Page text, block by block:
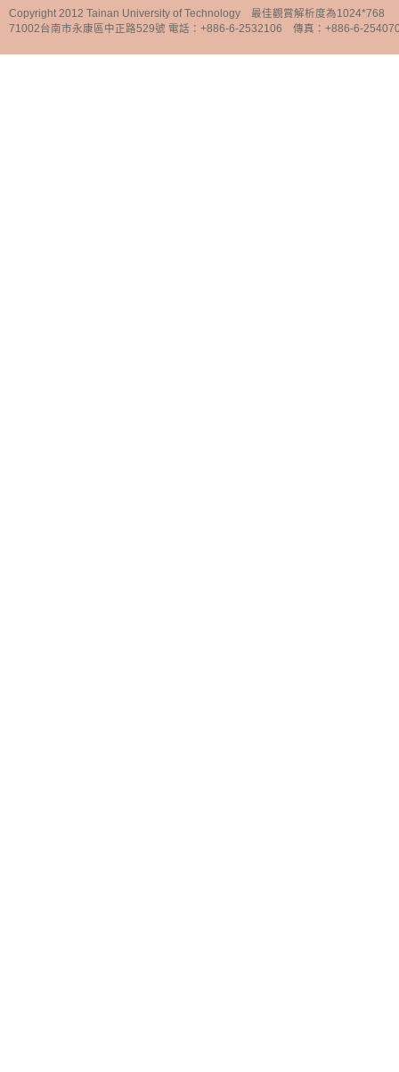
Copyright 2012 Tainan University of Technology 最佳觀賞解析度為1024*768
71002台南市永康區中正路529號 電話：+886-6-2532106 傳真：+886-6-